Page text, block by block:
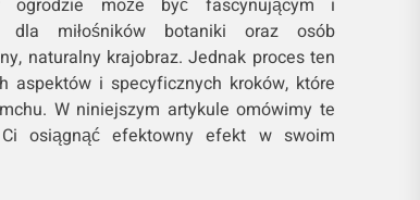
ogrodzie może być fascynującym i
dla miłośników botaniki oraz osób
naturalny krajobraz. Jednak proces ten
aspektów i specyficznych kroków, które
W niniejszym artykule omówimy te
osiągnąć efektowny efekt w swoim